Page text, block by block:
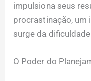
impulsiona seus
procrastinação, um
surge da
O Poder do